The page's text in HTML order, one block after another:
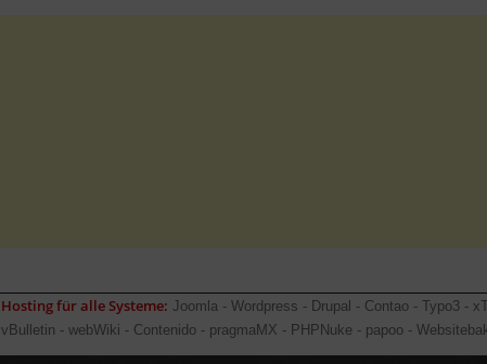
Hosting für alle Systeme: Joomla - Wordpress - Drupal - Contao - Typo3 -
vBulletin - webWiki - Contenido - pragmaMX - PHPNuke - papoo -